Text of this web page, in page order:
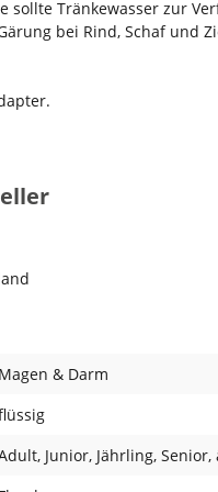
sollte Tränkewasser zur
bei Rind, Schaf und
Magen & Darm
, Junior, Jährling, Senior,